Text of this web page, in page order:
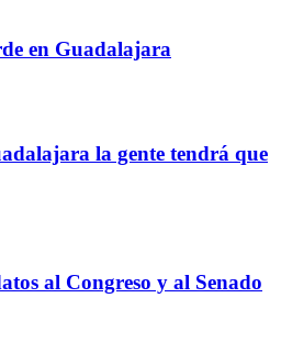
en Guadalajara
la gente tendrá que
al Congreso y al Senado